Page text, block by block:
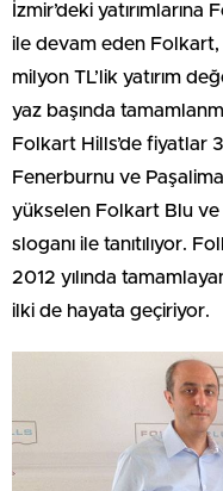
İzmir’deki
ile devam eden Folkart,
milyon TL’lik yatırım
yaz başında
Folkart Hills’de fiyatlar
Fenerburnu ve
yükselen Folkart Blu ve
sloganı ile tanıtılıyor.
2012 yılında
ilki de hayata geçiriyor.